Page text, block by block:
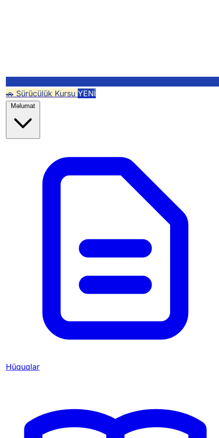
🚗 Sürücülük Kursu YENİ
Məlumat
Hüquqlar